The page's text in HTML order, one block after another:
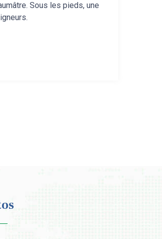
Sous les pieds, une